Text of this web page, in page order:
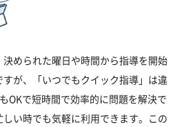
められた曜日や時間から指導を開始
が、「いつでもクイック指導」は違
OKで短時間で効率的に問題を解決で
い時でも気軽に利用できます。この